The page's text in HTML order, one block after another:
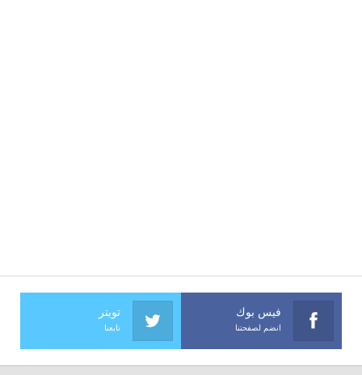
فيس بوك
انضم لصفحتنا
تويتر
تابعنا